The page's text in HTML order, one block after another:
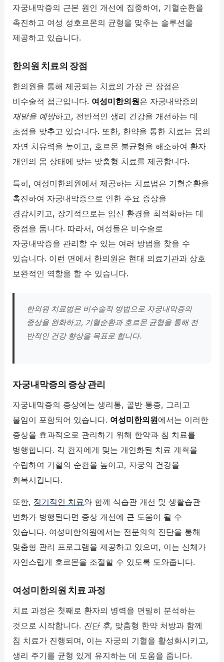
자궁내막증의 근본 원인 개선에 집중하여, 기혈순환을
촉진하고 여성 성호르몬의 균형을 맞추는 솔루션을
제공하고 있습니다.
한의원 치료의 장점
한의원을 통해 제공되는 치료의 가장 큰 장점은
비수술적 접근입니다. 여성미한의원은 자궁내막증의
재발을 예방하고, 전반적인 생리 건강을 개선하는 데
초점을 맞추고 있습니다. 또한, 한약을 통한 치료는 몸의
자연 치유력을 높이고, 호르몬 불균형을 해소하여 환자
개인의 몸 상태에 맞는 맞춤형 치료를 제공합니다.
특히, 여성미한의원에서 제공하는 치료법은 기혈순환을
촉진하여 자궁내막증으로 인한 주요 증상을
경감시키고, 장기적으로는 임신 환경을 최적화하는 데
중점을 둡니다. 따라서, 여성들은 비수술로
자궁내막증을 관리할 수 있는 여러 방법을 찾을 수
있습니다. 이런 면에서 한의원은 현대 의료기관과 상호
보완적인 역할을 할 수 있습니다.
한의원 치료법은 비수술적 방법으로 자궁내막증의
증상을 완화하고, 기혈순환과 호르몬 균형을 통해 전
반적인 건강 향상을 목표로 합니다.
자궁내막증의 증상 관리
자궁내막증의 증상에는 생리통, 골반 통증, 그리고
불임이 포함되어 있습니다. 여성미한의원에서는 이러한
증상을 효과적으로 관리하기 위해 한약과 침 치료를
병행합니다. 각 환자에게 맞는 개인화된 치료 계획을
수립하여 기혈의 순환을 높이고, 자궁의 건강을
회복시킵니다.
또한, 정기적인 치료와 함께 식습관 개선 및 생활습관
변화가 병행된다면 증상 개선에 큰 도움이 될 수
있습니다. 여성미한의원에서는 전문의의 진단을 통해
맞춤형 관리 프로그램을 제공하고 있으며, 이는 신체가
자연스럽게 호르몬을 조절할 수 있도록 도와줍니다.
여성미한의원 치료 과정
치료 과정은 첫째로 환자의 병력을 면밀히 분석하는
것으로 시작합니다. 진단 후, 맞춤형 한약 처방과 함께
침 치료가 진행되며, 이는 자궁의 기혈을 활성화시키고,
생리 주기를 균형 있게 유지하는 데 도움을 줍니다.